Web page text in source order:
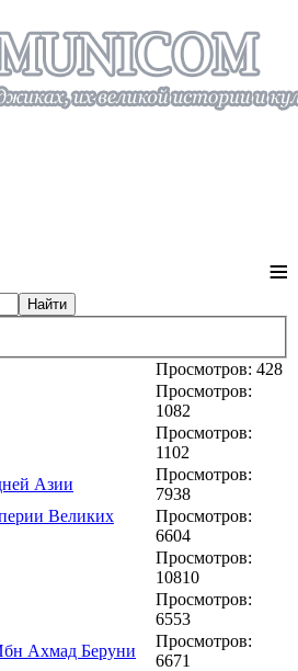
≡
Просмотров: 428
Просмотров:
1082
Просмотров:
1102
Азии
Просмотров:
7938
Великих
Просмотров:
6604
Просмотров:
10810
Просмотров:
6553
Ахмад Беруни
Просмотров:
6671